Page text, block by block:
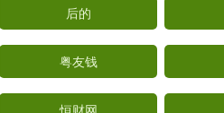
后的
粤友钱
恒财网